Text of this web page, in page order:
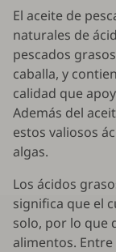
El aceite de
naturales de
pescados
caballa, y
calidad que
Además del
estos valiosos
algas.
Los ácidos
significa que el
solo, por lo que
alimentos. Entre